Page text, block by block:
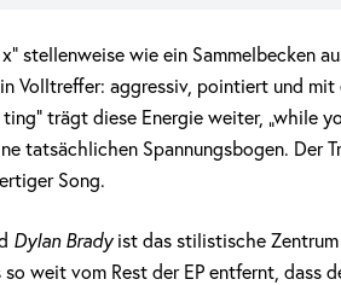
stellenweise wie ein Sammelbecken
Volltreffer: aggressiv, pointiert und
trägt diese Energie weiter, „while
tatsächlichen Spannungsbogen. Der
Song.
Dylan Bradyist das stilistische
weit vom Rest der EP entfernt, dass